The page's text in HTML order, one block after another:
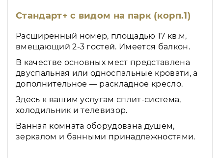
Стандарт+ с видом на парк (корп.1)
Расширенный номер, площадью 17 кв.м,
вмещающий 2-3 гостей. Имеется балкон.
В качестве основных мест представлена
двуспальная или односпальные кровати, а
дополнительное — раскладное кресло.
Здесь к вашим услугам сплит-система,
холодильник и телевизор.
Ванная комната оборудована душем,
зеркалом и банными принадлежностями.